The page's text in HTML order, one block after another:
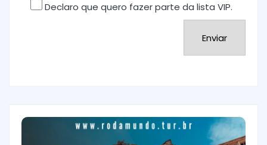
Declaro que quero fazer parte da lista VIP.